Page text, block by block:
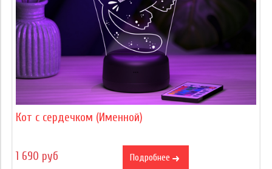
Кот с сердечком (Именной)
1 690 руб Подробнее